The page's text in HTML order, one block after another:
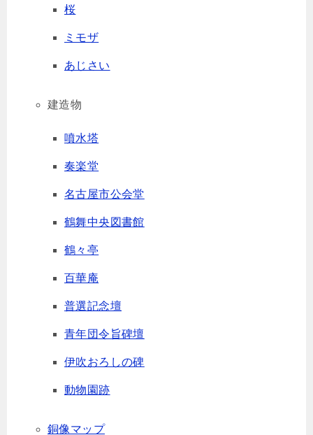
桜
ミモザ
あじさい
建造物
噴水塔
奏楽堂
名古屋市公会堂
鶴舞中央図書館
鶴々亭
百華庵
普選記念壇
青年団令旨碑壇
伊吹おろしの碑
動物園跡
銅像マップ